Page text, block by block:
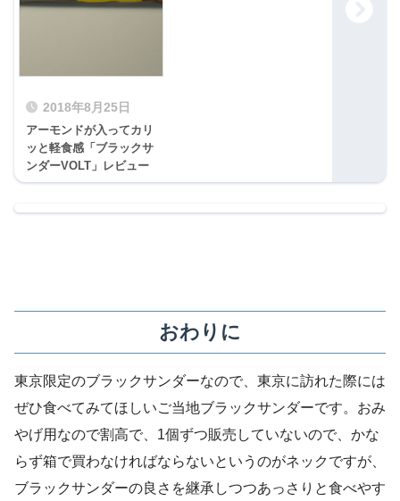
2018年8月25日
アーモンドが入ってカリ
ッと軽食感「ブラックサ
ンダーVOLT」レビュー
おわりに
東京限定のブラックサンダーなので、東京に訪れた際には
ぜひ食べてみてほしいご当地ブラックサンダーです。おみ
やげ用なので割高で、1個ずつ販売していないので、かな
らず箱で買わなければならないというのがネックですが、
ブラックサンダーの良さを継承しつつあっさりと食べやす